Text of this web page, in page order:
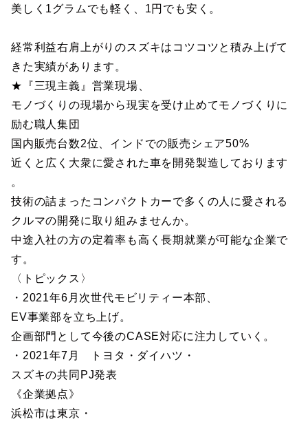
美しく1グラムでも軽く、1円でも安く。
経常利益右肩上がりのスズキはコツコツと積み上げて
きた実績があります。
★『三現主義』営業現場、
モノづくりの現場から現実を受け止めてモノづくりに
励む職人集団
国内販売台数2位、インドでの販売シェア50%
近くと広く大衆に愛された車を開発製造しております
。
技術の詰まったコンパクトカーで多くの人に愛される
クルマの開発に取り組みませんか。
中途入社の方の定着率も高く長期就業が可能な企業で
す。
〈トピックス〉
・2021年6月次世代モビリティー本部、
EV事業部を立ち上げ。
企画部門として今後のCASE対応に注力していく。
・2021年7月 トヨタ・ダイハツ・
スズキの共同PJ発表
《企業拠点》
浜松市は東京・